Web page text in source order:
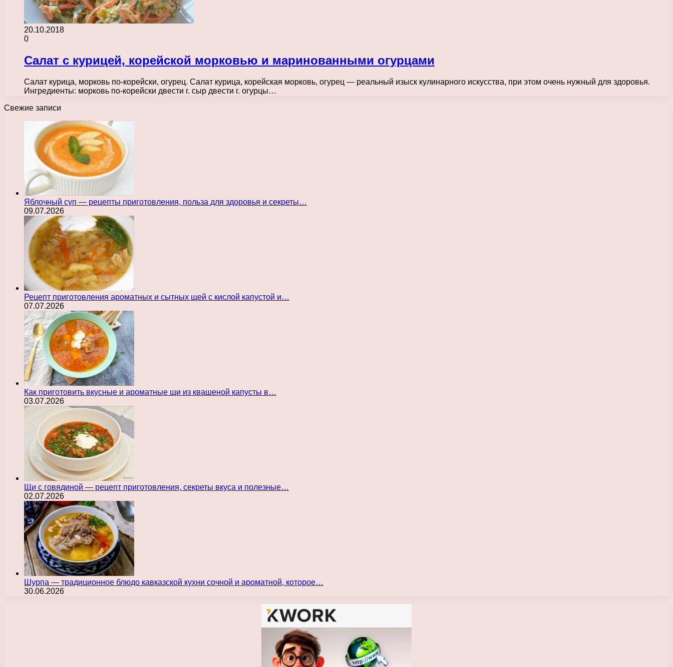
20.10.2018
0
Салат с курицей, корейской морковью и маринованными огурцами
Салат курица, морковь по-корейски, огурец. Салат курица, корейская морковь, огурец — реальный изыск кулинарного искусства, при этом очень нужный для здоровья.
Ингредиенты: морковь по-корейски двести г. сыр двести г. огурцы…
Свежие записи
Яблочный суп — рецепты приготовления, польза для здоровья и секреты…
09.07.2026
Рецепт приготовления ароматных и сытных щей с кислой капустой и…
07.07.2026
Как приготовить вкусные и ароматные щи из квашеной капусты в…
03.07.2026
Щи с говядиной — рецепт приготовления, секреты вкуса и полезные…
02.07.2026
Шурпа — традиционное блюдо кавказской кухни сочной и ароматной, которое…
30.06.2026